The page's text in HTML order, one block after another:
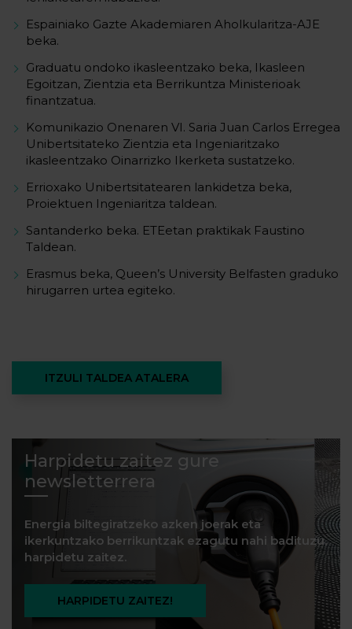
Espainiako Gazte Akademiaren Aholkularitza-AJE
beka.
Graduatu ondoko ikasleentzako beka, Ikasleen
Egoitzan, Zientzia eta Berrikuntza Ministerioak
finantzatua.
Komunikazio Onenaren VI. Saria Juan Carlos Erregea
Unibertsitateko Zientzia eta Ingeniaritzako
ikasleentzako Oinarrizko Ikerketa sustatzeko.
Errioxako Unibertsitatearen lankidetza beka,
Proiektuen Ingeniaritza taldean.
Santanderko beka. ETEetan praktikak Faustino
Taldean.
Erasmus beka, Queen’s University Belfasten graduko
hirugarren urtea egiteko.
ITZULI TALDEA ATALERA
Harpidetu zaitez gure
newsletterrera
Energia biltegiratzeko azken joerak eta
ikerkuntzako berrikuntzak ezagutu nahi badituzu,
harpidetu zaitez.
HARPIDETU ZAITEZ!